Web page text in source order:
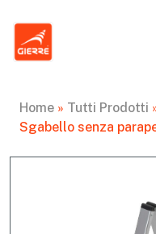
Home » Tutti Prodotti
Sgabello senza